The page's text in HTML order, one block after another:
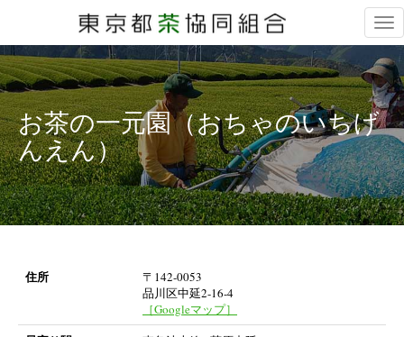
お茶の一元園（おちゃのいちげ
んえん）
住所
〒142-0053
品川区中延2-16-4
［Googleマップ］